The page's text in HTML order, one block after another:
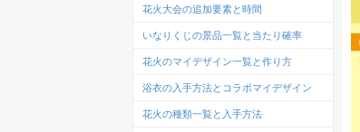
花火大会の追加要素と時間
いなりくじの景品一覧と当たり確率
花火のマイデザイン一覧と作り方
浴衣の入手方法とコラボマイデザイン
花火の種類一覧と入手方法